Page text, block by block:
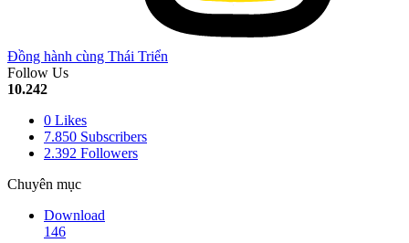
Đồng hành cùng Thái Triển
Follow Us
10.242
0 Likes
7.850 Subscribers
2.392 Followers
Chuyên mục
Download
146